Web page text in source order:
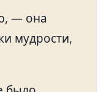
— она
мудрости,